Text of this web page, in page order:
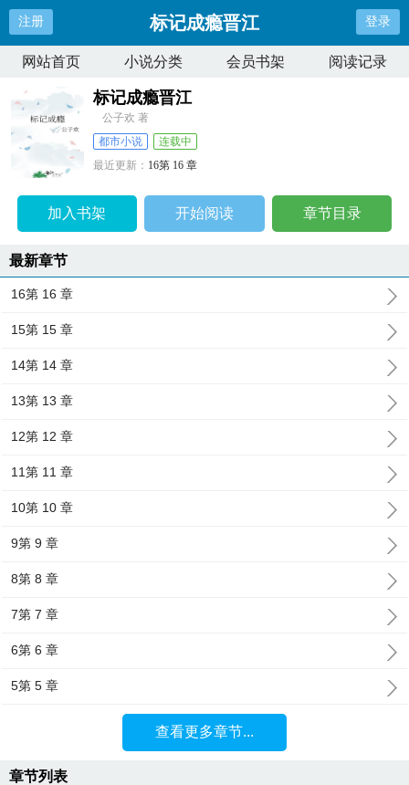
注册 标记成瘾晋江 登录
网站首页 小说分类 会员书架 阅读记录
标记成瘾晋江
公子欢 著
都市小说
连载中
最近更新： 16第 16 章
加入书架 开始阅读 章节目录
最新章节
16第 16 章
15第 15 章
14第 14 章
13第 13 章
12第 12 章
11第 11 章
10第 10 章
9第 9 章
8第 8 章
7第 7 章
6第 6 章
5第 5 章
查看更多章节...
章节列表